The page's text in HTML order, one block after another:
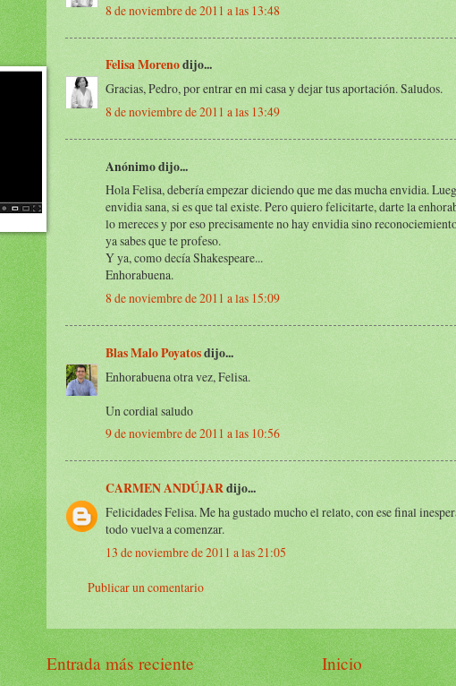
8 de noviembre de 2011 a las 13:48
Felisa Morenodijo...
Gracias, Pedro, por entrar en mi casa y dejar tus aportación. Saludos.
8 de noviembre de 2011 a las 13:49
Anónimo dijo...
Hola Felisa, debería empezar diciendo que me das mucha envidia.
envidia sana, si es que tal existe. Pero quiero felicitarte, darte la
lo mereces y por eso precisamente no hay envidia sino
ya sabes que te profeso.
Y ya, como decía Shakespeare...
Enhorabuena.
8 de noviembre de 2011 a las 15:09
Blas Malo Poyatosdijo...
Enhorabuena otra vez, Felisa.
Un cordial saludo
9 de noviembre de 2011 a las 10:56
CARMEN ANDÚJARdijo...
Felicidades Felisa. Me ha gustado mucho el relato, con ese final
todo vuelva a comenzar.
13 de noviembre de 2011 a las 21:05
Publicar un comentario
Entrada más reciente Inicio